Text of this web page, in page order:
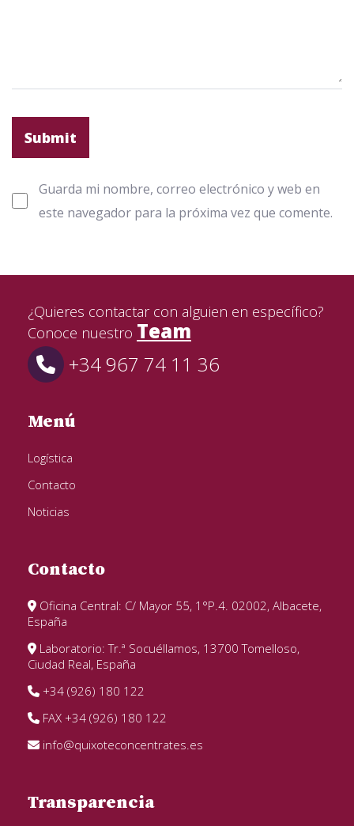
Guarda mi nombre, correo electrónico y web en
este navegador para la próxima vez que comente.
¿Quieres contactar con alguien en específico?
Conoce nuestro Team
+34 967 74 11 36
Menú
Logística
Contacto
Noticias
Contacto
Oficina Central: C/ Mayor 55, 1°P.4. 02002, Albacete,
España
Laboratorio: Tr.ª Socuéllamos, 13700 Tomelloso,
Ciudad Real, España
+34 (926) 180 122
FAX +34 (926) 180 122
info@quixoteconcentrates.es
Transparencia